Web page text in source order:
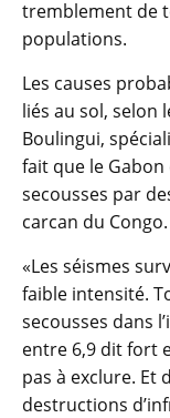
tremblement de
populations.
Les causes
liés au sol, selon
Boulingui,
fait que le Gabon
secousses par
carcan du Congo.
«Les séismes
faible intensité.
secousses dans
entre 6,9 dit fort
pas à exclure. Et
destructions